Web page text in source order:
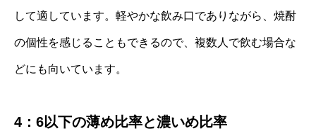
して適しています。軽やかな飲み口でありながら、焼酎
の個性を感じることもできるので、複数人で飲む場合な
どにも向いています。
4：6以下の薄め比率と濃いめ比率